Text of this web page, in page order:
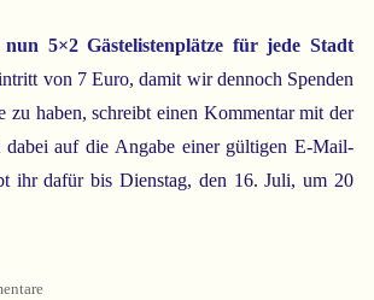
5×2 Gästelistenplätze für jede Stadt
von 7 Euro, damit wir dennoch Spenden
zu haben, schreibt einen Kommentar mit der
auf die Angabe einer gültigen E-Mail-
ihr dafür bis Dienstag, den 16. Juli, um 20